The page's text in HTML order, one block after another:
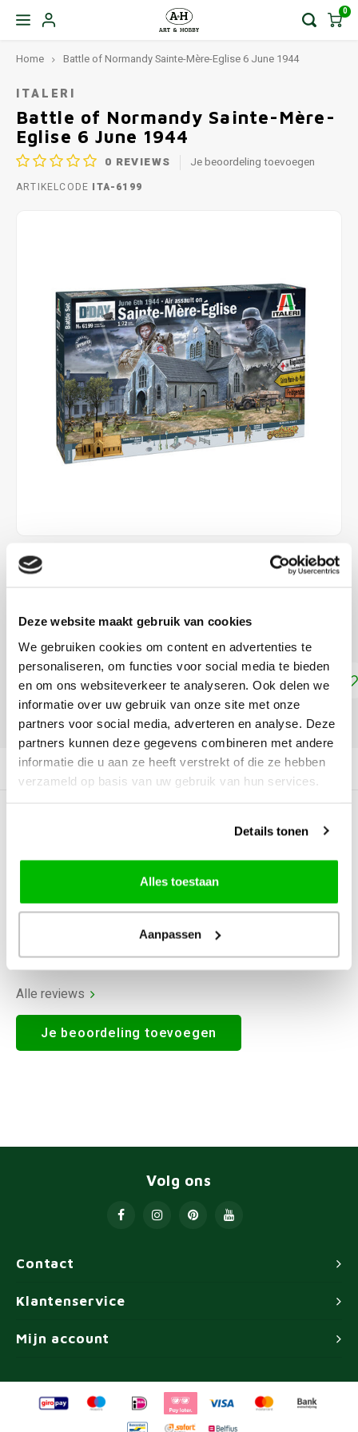
Deze website maakt gebruik van cookies
We gebruiken cookies om content en advertenties te
personaliseren, om functies voor social media te bieden
en om ons websiteverkeer te analyseren. Ook delen we
informatie over uw gebruik van onze site met onze
partners voor social media, adverteren en analyse. Deze
partners kunnen deze gegevens combineren met andere
informatie die u aan ze heeft verstrekt of die ze hebben
verzameld op basis van uw gebruik van hun services.
Details tonen
Alles toestaan
Aanpassen
0
Home Battle of Normandy Sainte-Mère-Eglise 6 June 1944
ITALERI
Battle of Normandy Sainte-Mère-
Eglise 6 June 1944
0 REVIEWS Je beoordeling toevoegen
ARTIKELCODE ITA-6199
€75,99
Lees meer
Toevoegen aan winkelwagen
DELEN:
Productomschrijving
0Reviews
Alle reviews
Je beoordeling toevoegen
Contact
Volg ons
Klantenservice
Mijn account